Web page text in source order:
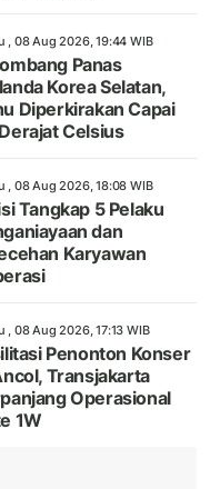
, 08 Aug 2026, 19:44 WIB
Panas
Korea Selatan,
Diperkirakan Capai
Celsius
, 08 Aug 2026, 18:08 WIB
Tangkap 5 Pelaku
dan
Karyawan
, 08 Aug 2026, 17:13 WIB
Penonton Konser
Transjakarta
Operasional
1W